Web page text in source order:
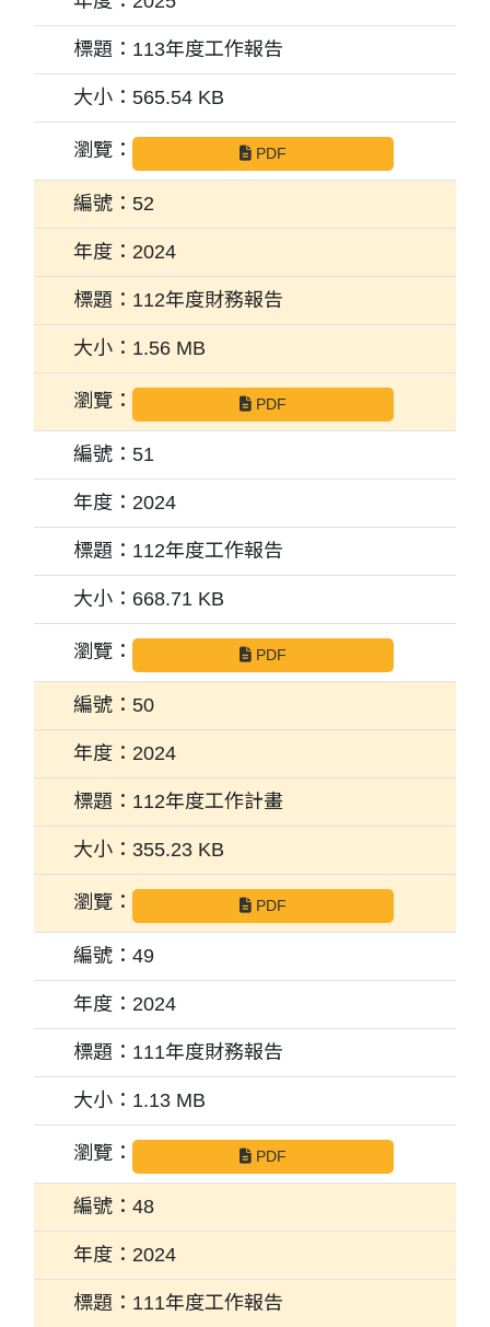
113年度工作報告
565.54 KB
PDF
52
2024
112年度財務報告
1.56 MB
PDF
51
2024
112年度工作報告
668.71 KB
PDF
50
2024
112年度工作計畫
355.23 KB
PDF
49
2024
111年度財務報告
1.13 MB
PDF
48
2024
111年度工作報告